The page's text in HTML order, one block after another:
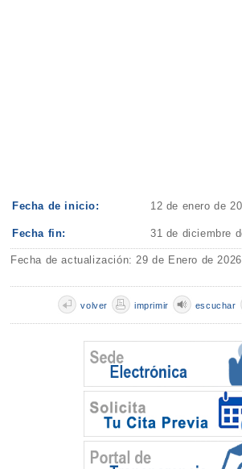
Fecha de inicio: 12 de enero de
Fecha fin: 31 de diciembre
Fecha de actualización: 29 de Enero de 2026
escuchar
imprimir
volver